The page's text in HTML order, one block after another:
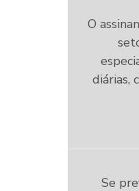
O
diárias,
Se